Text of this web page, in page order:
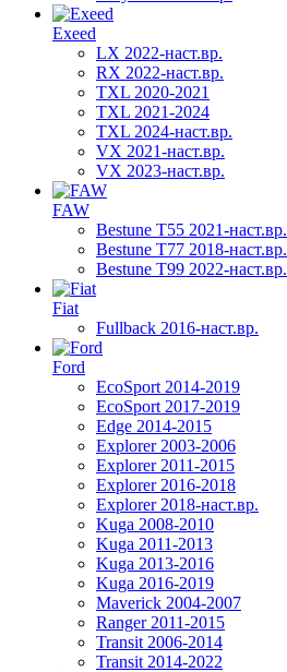
Exeed
LX 2022-наст.вр.
RX 2022-наст.вр.
TXL 2020-2021
TXL 2021-2024
TXL 2024-наст.вр.
VX 2021-наст.вр.
VX 2023-наст.вр.
FAW
Bestune T55 2021-наст.вр.
Bestune T77 2018-наст.вр.
Bestune T99 2022-наст.вр.
Fiat
Fullback 2016-наст.вр.
Ford
EcoSport 2014-2019
EcoSport 2017-2019
Edge 2014-2015
Explorer 2003-2006
Explorer 2011-2015
Explorer 2016-2018
Explorer 2018-наст.вр.
Kuga 2008-2010
Kuga 2011-2013
Kuga 2013-2016
Kuga 2016-2019
Maverick 2004-2007
Ranger 2011-2015
Transit 2006-2014
Transit 2014-2022